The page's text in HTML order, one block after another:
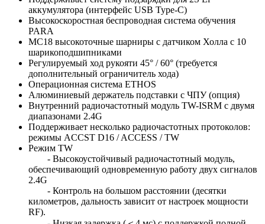
аккумулятора (интерфейс USB Type-C)
Высокоскоростная беспроводная система обучения
PARA
MC18 высокоточные шарниры с датчиком Холла с 10
шарикоподшипниками
Регулируемый ход рукояти 45° / 60° (требуется
дополнительный ограничитель хода)
Операционная система ETHOS
Алюминиевый держатель подставки с ЧПУ (опция)
Внутренний радиочастотный модуль TW-ISRM с двумя
диапазонами 2.4G
Поддерживает несколько радиочастотных протоколов:
режимы ACCST D16 / ACCESS / TW
Режим TW
- Высокоустойчивый радиочастотный модуль,
обеспечивающий одновременную работу двух сигналов
2.4G
- Контроль на большом расстоянии (десятки
километров, дальность зависит от настроек мощности
RF).